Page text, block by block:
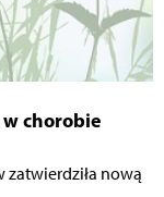
chorobie
zatwierdziła nową